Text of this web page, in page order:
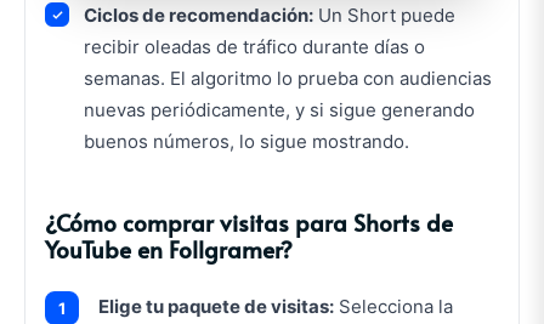
Ciclos de recomendación: Un Short puede
recibir oleadas de tráfico durante días o
semanas. El algoritmo lo prueba con audiencias
nuevas periódicamente, y si sigue generando
buenos números, lo sigue mostrando.
¿Cómo comprar visitas para Shorts de
YouTube en Follgramer?
Elige tu paquete de visitas: Selecciona la